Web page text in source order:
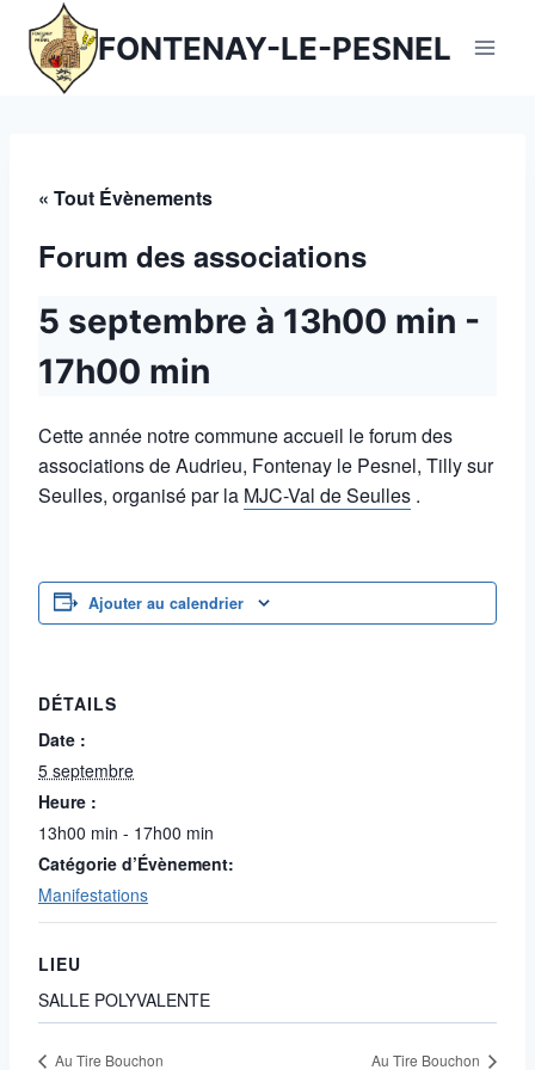
contenu
FONTENAY-LE-PESNEL
« Tout Évènements
Forum des associations
5 septembre à 13h00 min -
17h00 min
Cette année notre commune accueil le forum des
associations de Audrieu, Fontenay le Pesnel, Tilly sur
Seulles, organisé par la MJC-Val de Seulles .
Ajouter au calendrier
DÉTAILS
Date :
5 septembre
Heure :
13h00 min - 17h00 min
Catégorie d’Évènement:
Manifestations
LIEU
SALLE POLYVALENTE
Au Tire Bouchon Au Tire Bouchon